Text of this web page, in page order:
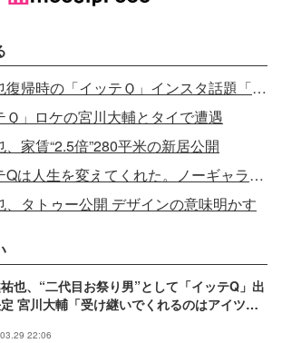
【写真】手越祐也復帰時の「イッテＱ」インスタ話題「泣きそう」
」ロケの宮川大輔とタイで遭遇
、家賃“2.5倍”280平米の新居公開
手越祐也「イッテQは人生を変えてくれた。ノーギャラでも出たい」思い語る
、タトゥー公開 デザインの意味明かす
也、“二代目お祭り男”として「イッテQ」出
宮川大輔「受け継いでくれるのはアイツし
22:06